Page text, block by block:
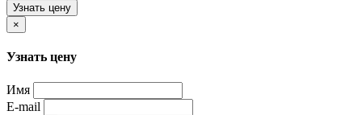
Узнать цену
×
Узнать цену
Имя
E-mail